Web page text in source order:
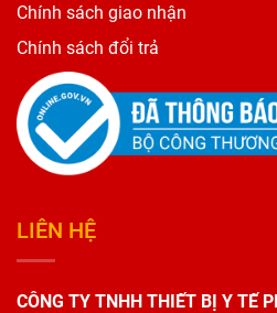
Chính sách giao nhận
Chính sách đổi trả
LIÊN HỆ
CÔNG TY TNHH THIẾT BỊ Y TẾ